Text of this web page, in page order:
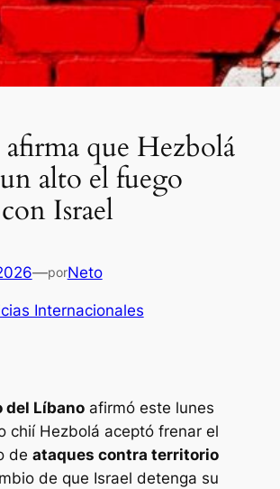
que Hezbolá
alto el fuego
Israel
—porNeto
Internacionales
del Líbanoafirmó este lunes
chií Hezbolá aceptó frenar el
de ataques contra territorio
de que Israel detenga su